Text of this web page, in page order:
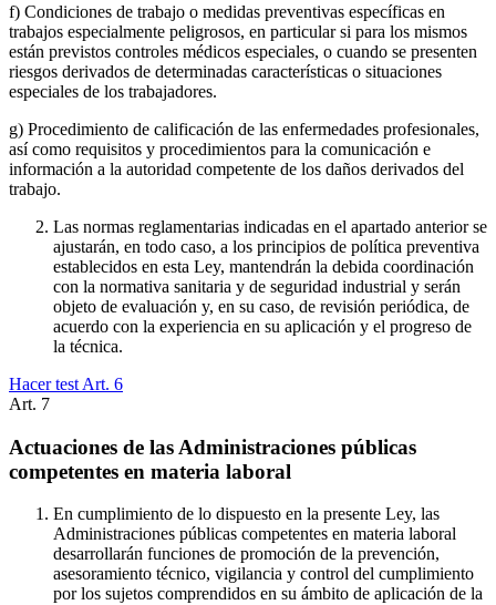
f) Condiciones de trabajo o medidas preventivas específicas en
trabajos especialmente peligrosos, en particular si para los mismos
están previstos controles médicos especiales, o cuando se presenten
riesgos derivados de determinadas características o situaciones
especiales de los trabajadores.
g) Procedimiento de calificación de las enfermedades profesionales,
así como requisitos y procedimientos para la comunicación e
información a la autoridad competente de los daños derivados del
trabajo.
Las normas reglamentarias indicadas en el apartado anterior se
ajustarán, en todo caso, a los principios de política preventiva
establecidos en esta Ley, mantendrán la debida coordinación
con la normativa sanitaria y de seguridad industrial y serán
objeto de evaluación y, en su caso, de revisión periódica, de
acuerdo con la experiencia en su aplicación y el progreso de
la técnica.
Hacer test Art. 6
Art. 7
Actuaciones de las Administraciones públicas
competentes en materia laboral
En cumplimiento de lo dispuesto en la presente Ley, las
Administraciones públicas competentes en materia laboral
desarrollarán funciones de promoción de la prevención,
asesoramiento técnico, vigilancia y control del cumplimiento
por los sujetos comprendidos en su ámbito de aplicación de la